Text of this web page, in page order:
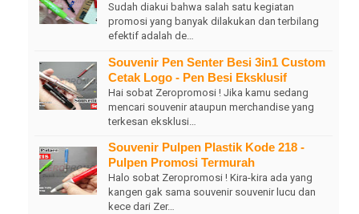
Sudah diakui bahwa salah satu kegiatan
promosi yang banyak dilakukan dan terbilang
efektif adalah de…
Souvenir Pen Senter Besi 3in1 Custom
Cetak Logo - Pen Besi Eksklusif
Hai sobat Zeropromosi ! Jika kamu sedang
mencari souvenir ataupun merchandise yang
terkesan eksklusi…
Souvenir Pulpen Plastik Kode 218 -
Pulpen Promosi Termurah
Halo sobat Zeropromosi ! Kira-kira ada yang
kangen gak sama souvenir souvenir lucu dan
kece dari Zer…